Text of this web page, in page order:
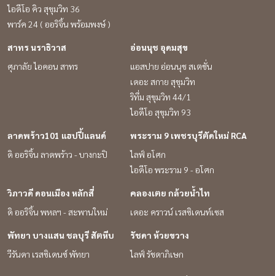
ไอดีโอ คิว สุขุมวิท 36
พาร์ค 24 ( ออริจิ้น พร้อมพงษ์ )
สาทร นราธิวาส
ศุภาลัย ไอคอน สาทร
อ่อนนุช อุดมสุข
แอสปาย อ่อนนุช สเตชั่น
เดอะ สกาย สุขุมวิท
ริทึ่ม สุขุมวิท 44/1
ไอดีโอ สุขุมวิท 93
ลาดพร้าว101 แฮปปี้แลนด์
ดิ ออริจิ้น ลาดพร้าว - บางกะปิ
พระราม 9 เพชรบุรีตัดใหม่ RCA
ไลฟ์ อโศก
ไอดีโอ พระราม 9 - อโศก
วิภาวดี ดอนเมือง หลักสี่
ดิ ออริจิ้น พหลฯ - สะพานใหม่
คลองเตย กล้วยน้ำไท
เดอะ คราวน์ เรสซิเดนท์เซส
พัทยา บางแสน ชลบุรี สัตหีบ
วีรันดา เรสซิเดนซ์ พัทยา
รัชดา ห้วยขวาง
ไลฟ์ รัชดาภิเษก